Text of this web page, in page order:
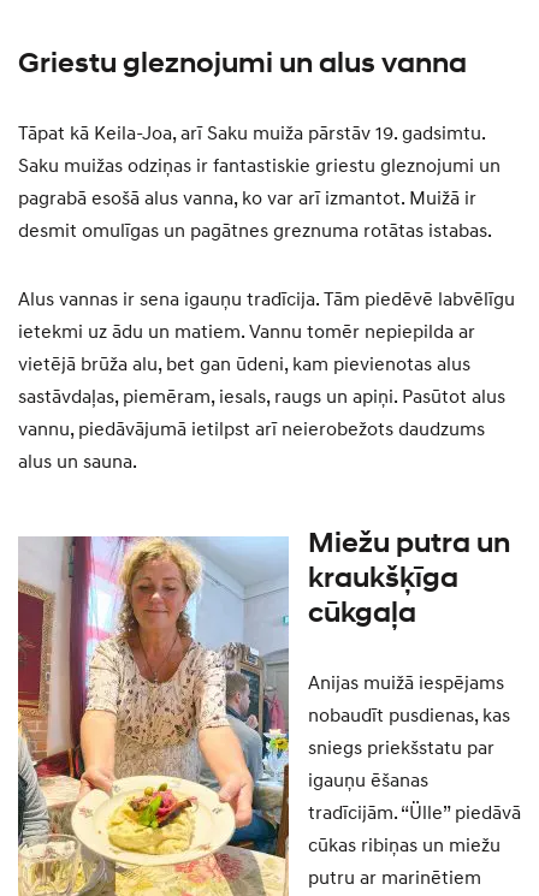
Griestu gleznojumi un alus vanna
Tāpat kā Keila-Joa, arī Saku muiža pārstāv 19. gadsimtu.
Saku muižas odziņas ir fantastiskie griestu gleznojumi un
pagrabā esošā alus vanna, ko var arī izmantot. Muižā ir
desmit omulīgas un pagātnes greznuma rotātas istabas.
Alus vannas ir sena igauņu tradīcija. Tām piedēvē labvēlīgu
ietekmi uz ādu un matiem. Vannu tomēr nepiepilda ar
vietējā brūža alu, bet gan ūdeni, kam pievienotas alus
sastāvdaļas, piemēram, iesals, raugs un apiņi. Pasūtot alus
vannu, piedāvājumā ietilpst arī neierobežots daudzums
alus un sauna.
Miežu putra un
kraukšķīga
cūkgaļa
Anijas muižā iespējams
nobaudīt pusdienas, kas
sniegs priekšstatu par
igauņu ēšanas
tradīcijām. “Ülle” piedāvā
cūkas ribiņas un miežu
putru ar marinētiem